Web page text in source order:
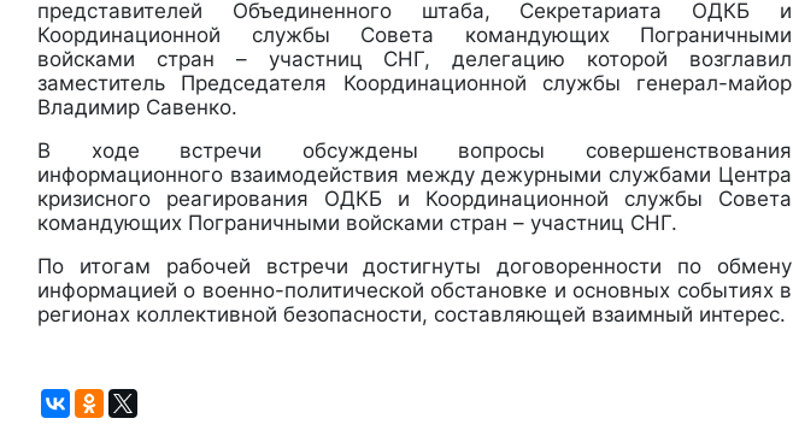
представителей Объединенного штаба, Секретариата ОДКБ и
Координационной службы Совета командующих Пограничными
войсками стран – участниц СНГ, делегацию которой возглавил
заместитель Председателя Координационной службы генерал-майор
Владимир Савенко.
В ходе встречи обсуждены вопросы совершенствования
информационного взаимодействия между дежурными службами Центра
кризисного реагирования ОДКБ и Координационной службы Совета
командующих Пограничными войсками стран – участниц СНГ.
По итогам рабочей встречи достигнуты договоренности по обмену
информацией о военно-политической обстановке и основных событиях в
регионах коллективной безопасности, составляющей взаимный интерес.